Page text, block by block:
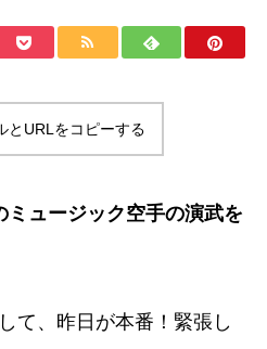
とURLをコピーする
ミュージック空手の演武を
て、昨日が本番！緊張し